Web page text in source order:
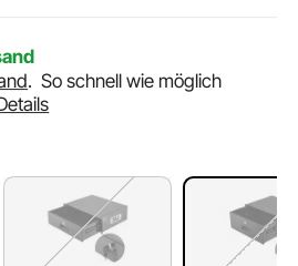
.So schnell wie möglich